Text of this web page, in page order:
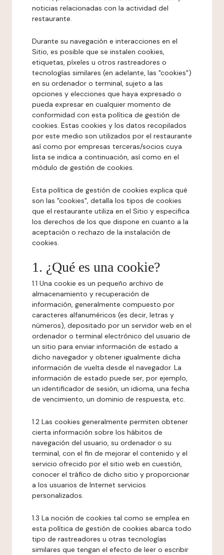
noticias relacionadas con la actividad del
restaurante.
Durante su navegación e interacciones en el
Sitio, es posible que se instalen cookies,
etiquetas, píxeles u otros rastreadores o
tecnologías similares (en adelante, las "cookies")
en su ordenador o terminal, sujeto a las
opciones y elecciones que haya expresado o
pueda expresar en cualquier momento de
conformidad con esta política de gestión de
cookies. Estas cookies y los datos recopilados
por este medio son utilizados por el restaurante
así como por empresas terceras/socios cuya
lista se indica a continuación, así como en el
módulo de gestión de cookies.
Esta política de gestión de cookies explica qué
son las "cookies", detalla los tipos de cookies
que el restaurante utiliza en el Sitio y especifica
los derechos de los que dispone en cuanto a la
aceptación o rechazo de la instalación de
cookies.
1. ¿Qué es una cookie?
1.1 Una cookie es un pequeño archivo de
almacenamiento y recuperación de
información, generalmente compuesto por
caracteres alfanuméricos (es decir, letras y
números), depositado por un servidor web en el
ordenador o terminal electrónico del usuario de
un sitio para enviar información de estado a
dicho navegador y obtener igualmente dicha
información de vuelta desde el navegador. La
información de estado puede ser, por ejemplo,
un identificador de sesión, un idioma, una fecha
de vencimiento, un dominio de respuesta, etc.
1.2 Las cookies generalmente permiten obtener
cierta información sobre los hábitos de
navegación del usuario, su ordenador o su
terminal, con el fin de mejorar el contenido y el
servicio ofrecido por el sitio web en cuestión,
conocer el tráfico de dicho sitio y proporcionar
a los usuarios de Internet servicios
personalizados.
1.3 La noción de cookies tal como se emplea en
esta política de gestión de cookies abarca todo
tipo de rastreadores u otras tecnologías
similares que tengan el efecto de leer o escribir